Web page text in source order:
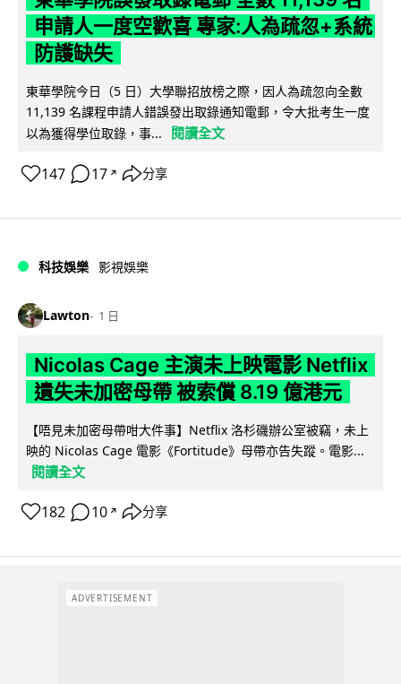
申請人一度空歡喜 專家:人為疏忽+系統
防護缺失
東華學院今日（5 日）大學聯招放榜之際，因人為疏忽向全數
11,139 名課程申請人錯誤發出取錄通知電郵，令大批考生一度
以為獲得學位取錄，事...
閱讀全文
147 17 ↗ 分享
科技娛樂 影視娛樂
Lawton 1 日
Nicolas Cage 主演未上映電影 Netflix
遺失未加密母帶 被索償 8.19 億港元
【唔見未加密母帶咁大件事】Netflix 洛杉磯辦公室被竊，未上
映的 Nicolas Cage 電影《Fortitude》母帶亦告失蹤。電影...
閱讀全文
182 10 ↗ 分享
ADVERTISEMENT